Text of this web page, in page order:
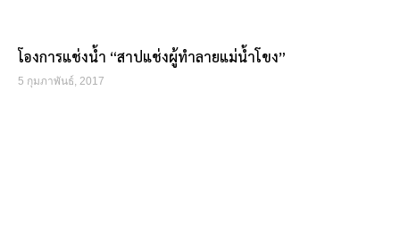
โองการแช่งน้ำ “สาปแช่งผู้ทำลายแม่น้ำโขง”
5 กุมภาพันธ์, 2017